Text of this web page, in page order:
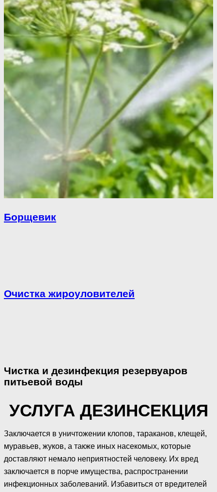
Борщевик
Очистка жироуловителей
Чистка и дезинфекция резервуаров
питьевой воды
УСЛУГА ДЕЗИНСЕКЦИЯ
Заключается в уничтожении клопов, тараканов, клещей,
муравьев, жуков, а также иных насекомых, которые
доставляют немало неприятностей человеку. Их вред
заключается в порче имущества, распространении
инфекционных заболеваний. Избавиться от вредителей